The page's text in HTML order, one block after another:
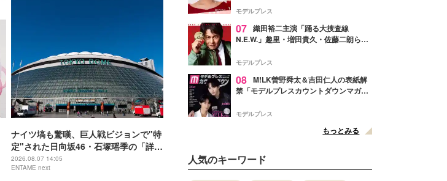
ナイツ塙も驚嘆、巨人戦ビジョンで"特
定"された日向坂46・石塚瑶季の「詳し
すぎる」野球愛
2026.08.07 14:05
ENTAME next
ぎ」「成長を感じる」の声
モデルプレス
07 織田裕二主演「踊る大捜査線
N.E.W.」趣里・増田貴久・佐藤二朗ら新
徴する“謎のキーワード”も
モデルプレス
08 M!LK曽野舜太＆吉田仁人の表紙解
禁「モデルプレスカウントダウンマガジ
モデルプレス
もっとみる
人気のキーワード